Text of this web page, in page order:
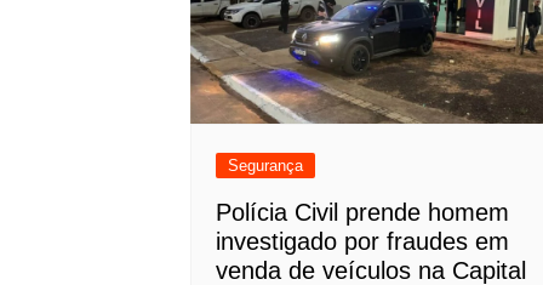
Segurança
Polícia Civil prende homem
investigado por fraudes em
venda de veículos na Capital